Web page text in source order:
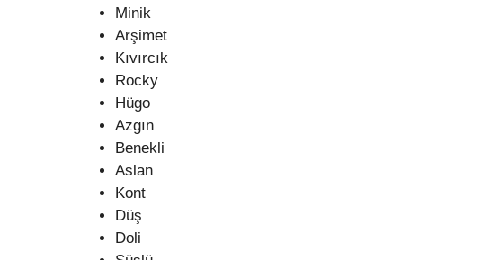
Minik
Arşimet
Kıvırcık
Rocky
Hügo
Azgın
Benekli
Aslan
Kont
Düş
Doli